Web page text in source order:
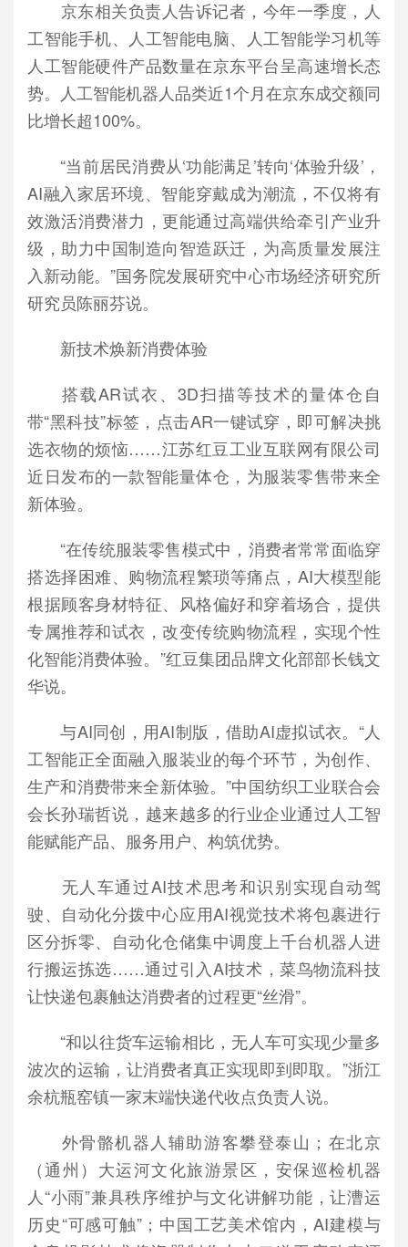
京东相关负责人告诉记者，今年一季度，人
工智能手机、人工智能电脑、人工智能学习机等
人工智能硬件产品数量在京东平台呈高速增长态
势。人工智能机器人品类近1个月在京东成交额同
比增长超100%。
“当前居民消费从‘功能满足’转向‘体验升级’，
AI融入家居环境、智能穿戴成为潮流，不仅将有
效激活消费潜力，更能通过高端供给牵引产业升
级，助力中国制造向智造跃迁，为高质量发展注
入新动能。”国务院发展研究中心市场经济研究所
研究员陈丽芬说。
新技术焕新消费体验
搭载AR试衣、3D扫描等技术的量体仓自
带“黑科技”标签，点击AR一键试穿，即可解决挑
选衣物的烦恼……江苏红豆工业互联网有限公司
近日发布的一款智能量体仓，为服装零售带来全
新体验。
“在传统服装零售模式中，消费者常常面临穿
搭选择困难、购物流程繁琐等痛点，AI大模型能
根据顾客身材特征、风格偏好和穿着场合，提供
专属推荐和试衣，改变传统购物流程，实现个性
化智能消费体验。”红豆集团品牌文化部部长钱文
华说。
与AI同创，用AI制版，借助AI虚拟试衣。“人
工智能正全面融入服装业的每个环节，为创作、
生产和消费带来全新体验。”中国纺织工业联合会
会长孙瑞哲说，越来越多的行业企业通过人工智
能赋能产品、服务用户、构筑优势。
无人车通过AI技术思考和识别实现自动驾
驶、自动化分拨中心应用AI视觉技术将包裹进行
区分拆零、自动化仓储集中调度上千台机器人进
行搬运拣选……通过引入AI技术，菜鸟物流科技
让快递包裹触达消费者的过程更“丝滑”。
“和以往货车运输相比，无人车可实现少量多
波次的运输，让消费者真正实现即到即取。”浙江
余杭瓶窑镇一家末端快递代收点负责人说。
外骨骼机器人辅助游客攀登泰山；在北京
（通州）大运河文化旅游景区，安保巡检机器
人“小雨”兼具秩序维护与文化讲解功能，让漕运
历史“可感可触”；中国工艺美术馆内，AI建模与